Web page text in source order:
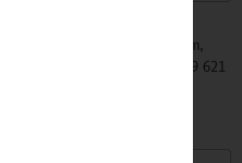
Str. 4, 68229 Mannheim,
https://mycybergroup.com, +49 621
finden Sie